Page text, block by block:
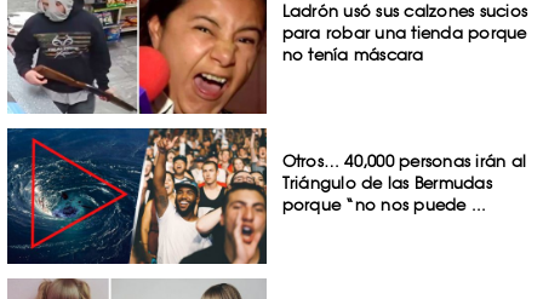
Ladrón usó sus calzones sucios
para robar una tienda porque
no tenía máscara
Otros… 40,000 personas irán al
Triángulo de las Bermudas
porque “no nos puede ...